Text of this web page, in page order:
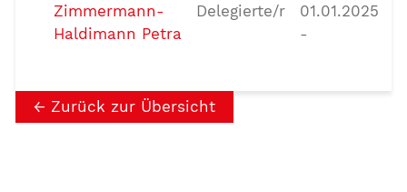
Zurück zur Übersicht
Zimmermann-
Haldimann Petra
Delegierte/r
01.01.2025
-